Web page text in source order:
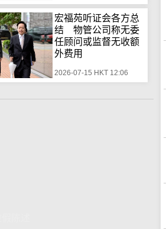
宏福苑听证会各方总
结 物管公司称无委
任顾问或监督无收额
外费用
2026-07-15 HKT 12:06